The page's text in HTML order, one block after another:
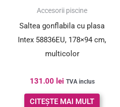
Accesorii piscine
Saltea gonflabila cu plasa
Intex 58836EU, 178×94 cm,
multicolor
131.00 lei TVA inclus
CITEȘTE MAI MULT